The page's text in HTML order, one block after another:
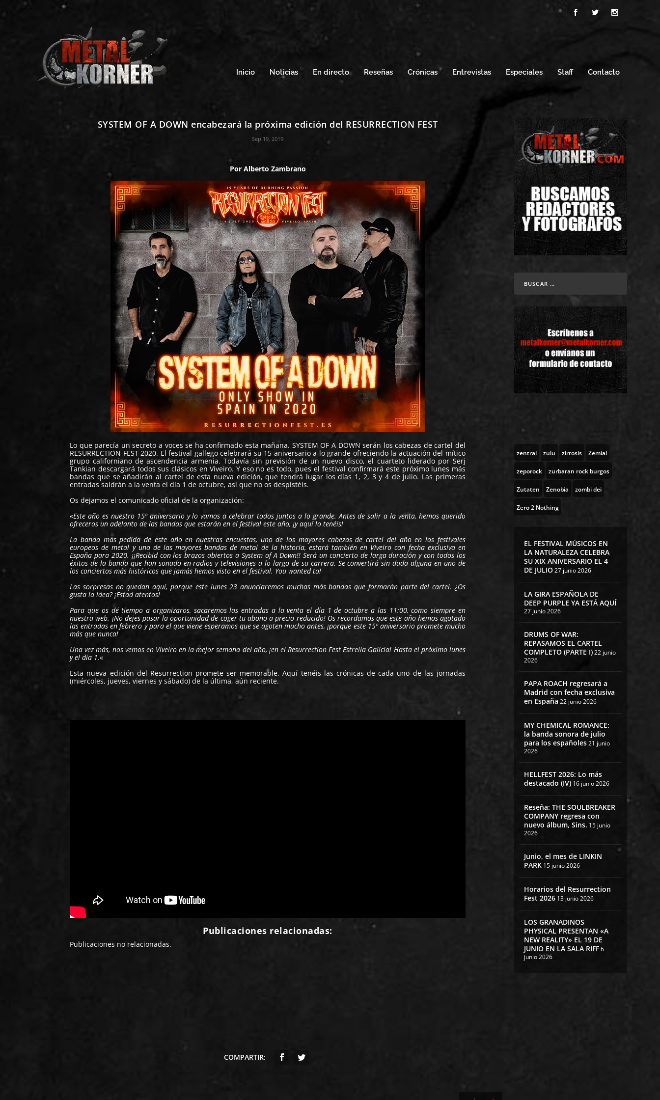
Inicio Noticias En directo Reseñas Crónicas Entrevistas Especiales Staff Contacto
SYSTEM OF A DOWN encabezará la próxima edición del RESURRECTION FEST
Sep 19, 2019
Por Alberto Zambrano
Lo que parecía un secreto a voces se ha confirmado esta mañana. SYSTEM OF A DOWNserán los cabezas de cartel del
RESURRECTION FEST2020. El festival gallego celebrará su 15 aniversario a lo grande ofreciendo la actuación del mítico
grupo californiano de ascendencia armenia. Todavía sin previsión de un nuevo disco, el cuarteto liderado por Serj
Tankian descargará todos sus clásicos en Viveiro. Y eso no es todo, pues el festival confirmará este próximo lunes más
bandas que se añadirán al cartel de esta nueva edición, que tendrá lugar los días 1, 2, 3 y 4 de julio. Las primeras
entradas saldrán a la venta el día 1 de octubre, así que no os despistéis.
Os dejamos el comunicado oficial de la organización:
«Este año es nuestro 15º aniversario y lo vamos a celebrar todos juntos a lo grande. Antes de salir a la venta, hemos querido
ofreceros un adelanto de las bandas que estarán en el festival este año, ¡y aquí lo tenéis!
La banda más pedida de este año en nuestras encuestas, uno de los mayores cabezas de cartel del año en los festivales
europeos de metal y una de las mayores bandas de metal de la historia, estará también en Viveiro con fecha exclusiva en
España para 2020. ¡¡Recibid con los brazos abiertos a System of A Down!! Será un concierto de larga duración y con todos los
éxitos de la banda que han sonado en radios y televisiones a lo largo de su carrera. Se convertirá sin duda alguna en uno de
los conciertos más históricos que jamás hemos visto en el festival. You wanted to!
Las sorpresas no quedan aquí, porque este lunes 23 anunciaremos muchas más bandas que formarán parte del cartel. ¿Os
gusta la idea? ¡Estad atentos!
Para que os dé tiempo a organizaros, sacaremos las entradas a la venta el día 1 de octubre a las 11:00, como siempre en
nuestra web. ¡No dejes pasar la oportunidad de coger tu abono a precio reducido! Os recordamos que este año hemos agotado
las entradas en febrero y para el que viene esperamos que se agoten mucho antes, ¡porque este 15º aniversario promete mucho
más que nunca!
Una vez más, nos vemos en Viveiro en la mejor semana del año, ¡en el Resurrection Fest Estrella Galicia! Hasta el próximo lunes
y el día 1.«
Esta nueva edición del Resurrection promete ser memorable. Aquí tenéis las crónicas de cada uno de las jornadas
(miércoles, jueves,viernes ysábado) de la última, aún reciente.
Publicaciones relacionadas:
Publicaciones no relacionadas.
COMPARTIR:
zentral zulu zirrosis Zemial
zeporock zurbaran rock burgos
Zutaten Zenobia zombi dei
Zero 2 Nothing
EL FESTIVAL MÚSICOS EN
LA NATURALEZA CELEBRA
SU XIX ANIVERSARIO EL 4
DE JULIO27 junio 2026
LA GIRA ESPAÑOLA DE
DEEP PURPLE YA ESTÁ AQUÍ
27 junio 2026
DRUMS OF WAR:
REPASAMOS EL CARTEL
COMPLETO (PARTE I)22 junio
2026
PAPA ROACH regresará a
Madrid con fecha exclusiva
en España 22 junio 2026
MY CHEMICAL ROMANCE:
la banda sonora de julio
para los españoles21 junio
2026
HELLFEST 2026: Lo más
destacado (IV) 16 junio 2026
Reseña: THE SOULBREAKER
COMPANY regresa con
nuevo álbum, Sins. 15 junio
2026
Junio, el mes de LINKIN
PARK 15 junio 2026
Horarios del Resurrection
Fest 2026 13 junio 2026
LOS GRANADINOS
PHYSICAL PRESENTAN «A
NEW REALITY» EL 19 DE
JUNIO EN LA SALA RIFF6
junio 2026